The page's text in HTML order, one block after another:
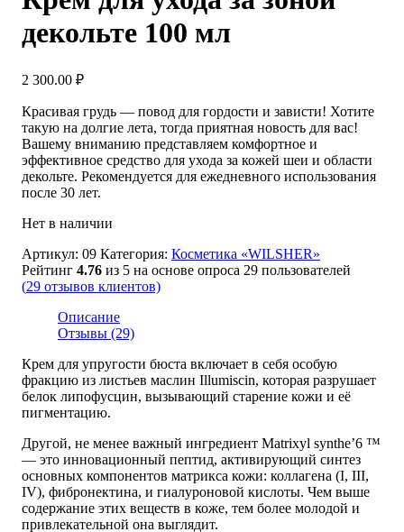
декольте 100 мл
2 300.00 ₽
Красивая грудь — повод для гордости и зависти! Хотите
такую на долгие лета, тогда приятная новость для вас!
Вашему вниманию представляем комфортное и
эффективное средство для ухода за кожей шеи и области
декольте. Рекомендуется для ежедневного использования
после 30 лет.
Нет в наличии
Артикул: 09 Категория: Косметика «WILSHER»
Рейтинг 4.76 из 5 на основе опроса 29 пользователей
(29 отзывов клиентов)
Описание
Отзывы (29)
Крем для упругости бюста включает в себя особую
фракцию из листьев маслин Illumiscin, которая разрушает
белок липофусцин, вызывающий старение кожи и её
пигментацию.
Другой, не менее важный ингредиент Matrixyl synthe’6 ™
— это инновационный пептид, активирующий синтез
основных компонентов матрикса кожи: коллагена (I, III,
IV), фибронектина, и гиалуроновой кислоты. Чем выше
содержание этих веществ в коже, тем более молодой и
привлекательной она выглядит.